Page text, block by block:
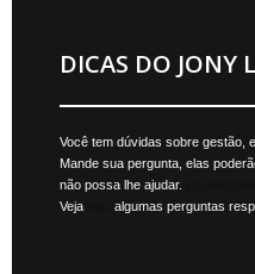
DICAS DO JONY
Você tem dúvidas sobre gestão,
Mande sua pergunta, elas
não possa lhe ajudar.
Veja
algumas perguntas